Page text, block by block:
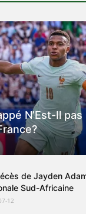
N’Est-Il
de Jayden
Sud-Africaine
12